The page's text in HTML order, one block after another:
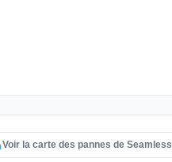
Voir la carte des pannes de